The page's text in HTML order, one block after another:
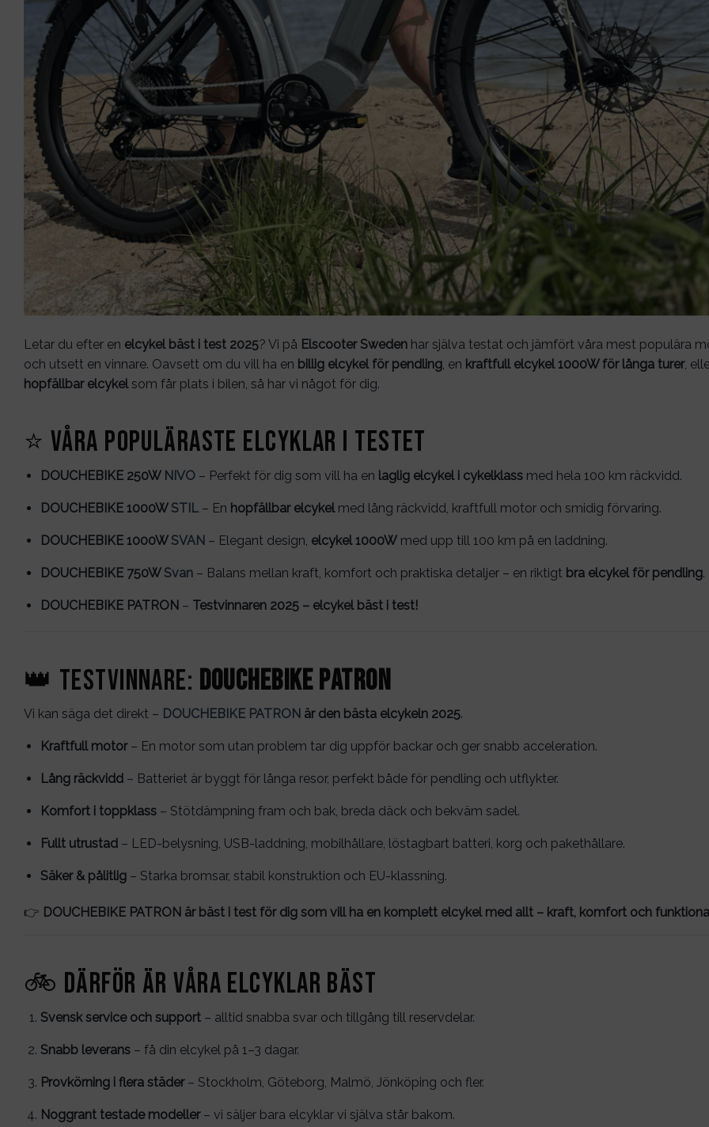
Letar du efter en elcykel bäst i test 2025? Vi på Elscooter Sweden har själva testat och jämfört våra mest populära
och utsett en vinnare. Oavsett om du vill ha en billig elcykel för pendling , en kraftfull elcykel 1000W för långa turer,
hopfällbar elcykelsom får plats i bilen, så har vi något för dig.
⭐ Våra populäraste elcyklar i testet
DOUCHEBIKE 250W NIVO– Perfekt för dig som vill ha en laglig elcykel i cykelklassmed hela 100 km räckvidd.
DOUCHEBIKE 1000W STIL– En hopfällbar elcykelmed lång räckvidd, kraftfull motor och smidig förvaring.
DOUCHEBIKE 1000W SVAN – Elegant design, elcykel 1000Wmed upp till 100 km på en laddning.
DOUCHEBIKE 750W Svan– Balans mellan kraft, komfort och praktiska detaljer – en riktigt bra elcykel för pendling.
DOUCHEBIKE PATRON – Testvinnaren 2025 – elcykel bäst i test!
👑 Testvinnare: DOUCHEBIKE PATRON
Vi kan säga det direkt – DOUCHEBIKE PATRON är den bästa elcykeln 2025.
Kraftfull motor– En motor som utan problem tar dig uppför backar och ger snabb acceleration.
Lång räckvidd– Batteriet är byggt för långa resor, perfekt både för pendling och utflykter.
Komfort i toppklass– Stötdämpning fram och bak, breda däck och bekväm sadel.
Fullt utrustad– LED-belysning, USB-laddning, mobilhållare, löstagbart batteri, korg och pakethållare.
Säker & pålitlig– Starka bromsar, stabil konstruktion och EU-klassning.
👉 DOUCHEBIKE PATRON är bäst i test för dig som vill ha en komplett elcykel med allt – kraft, komfort och
🚲 Därför är våra elcyklar bäst
Svensk service och support– alltid snabba svar och tillgång till reservdelar.
Snabb leverans– få din elcykel på 1–3 dagar.
Provkörning i flera städer– Stockholm, Göteborg, Malmö, Jönköping och fler.
Noggrant testade modeller– vi säljer bara elcyklar vi själva står bakom.